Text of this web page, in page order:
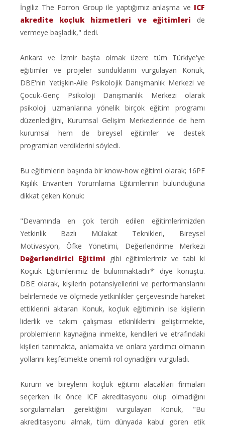
İngiliz The Forron Group ile yaptığımız anlaşma ve ICF
akredite koçluk hizmetleri ve eğitimleri de
vermeye başladık," dedi.
Ankara ve İzmir başta olmak üzere tüm Türkiye'ye
eğitimler ve projeler sunduklarını vurgulayan Konuk,
DBE'nin Yetişkin-Aile Psikolojik Danışmanlık Merkezi ve
Çocuk-Genç Psikoloji Danışmanlık Merkezi olarak
psikoloji uzmanlarına yönelik birçok eğitim programı
düzenlediğini, Kurumsal Gelişim Merkezlerinde de hem
kurumsal hem de bireysel eğitimler ve destek
programlan verdiklerini söyledi.
Bu eğitimlerin başında bir know-how eğitimi olarak; 16PF
Kişilik Envanteri Yorumlama Eğitimlerinin bulunduğuna
dikkat çeken Konuk:
"Devamında en çok tercih edilen eğitimlerimizden
Yetkinlik Bazlı Mülakat Teknikleri, Bireysel
Motivasyon, Öfke Yönetimi, Değerlendirme Merkezi
Değerlendirici Eğitimi gibi eğitimlerimiz ve tabi ki
Koçiuk Eğitimlerimiz de bulunmaktadır*' diye konuştu.
DBE olarak, kişilerin potansiyellerini ve performanslarını
belirlemede ve ölçmede yetkinlikler çerçevesinde hareket
ettiklerini aktaran Konuk, koçluk eğitiminin ise kişilerin
liderlik ve takım çalışması etkinliklerini geliştirmekte,
problemlerin kaynağına inmekte, kendileri ve etrafındaki
kişileri tanımakta, anlamakta ve onlara yardımcı olmanın
yollarını keşfetmekte önemli rol oynadığını vurguladı.
Kurum ve bireylerin koçluk eğitimi alacakları firmaları
seçerken ilk önce ICF akreditasyonu olup olmadığını
sorgulamaları gerektiğini vurgulayan Konuk, "Bu
akreditasyonu almak, tüm dünyada kabul gören etik